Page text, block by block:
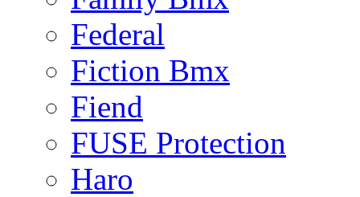
Federal
Fiction Bmx
Fiend
FUSE Protection
Haro